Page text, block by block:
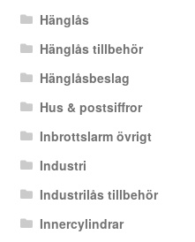
Hänglås
Hänglås tillbehör
Hänglåsbeslag
Hus & postsiffror
Inbrottslarm övrigt
Industri
Industrilås tillbehör
Innercylindrar